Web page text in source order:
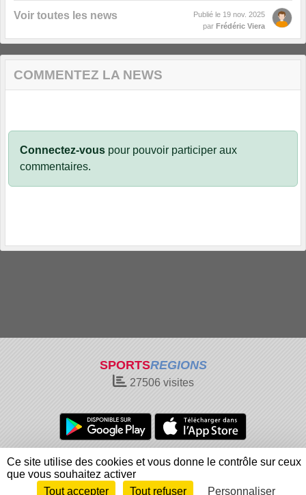
Voir toutes les news Publié le 19 nov. 2025
par Frédéric Viera
COMMENTEZ LA NEWS
Connectez-vous pour pouvoir participer aux
commentaires.
SPORTSREGIONS
27506visites
Charte cookies
Gestion des cookies
Informations légales
Signaler un contenu inapproprié
Envie de participer ?
Connexion
Ce site utilise des cookies et vous donne le contrôle sur ceux
que vous souhaitez activer
Tout accepter
Tout refuser Personnaliser